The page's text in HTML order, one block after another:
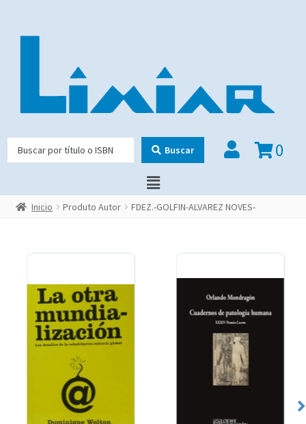
Buscar 0
Inicio Produto Autor FDEZ.-GOLFIN-ALVAREZ NOVES-